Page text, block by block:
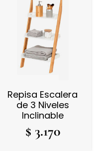
Repisa Escalera
de 3 Niveles
Inclinable
$ 3.170